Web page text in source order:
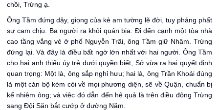
chồi, Trừng ạ.
Ông Tầm đứng dậy, giọng của kẻ am tường lẽ đời, tuy phảng phất
sự cam chịu. Ba người ra khỏi quán bia. Đi đến cạnh một tòa nhà
cao tầng vắng vẻ ở phố Nguyễn Trãi, ông Tầm giữ Nhâm. Trừng
đứng lại. Và đây là điều bất ngờ lớn nhất với hai người. Ông Tầm
cho hai anh thiếu úy trẻ dưới quyền biết, Sở vừa ra hai quyết định
quan trọng: Một là, ông sắp nghỉ hưu; hai là, ông Trần Khoái đúng
là một cán bộ kém cỏi về mọi phương diện, sẽ về Quận, chuẩn bị
kế nhiệm ông; và việc đó dẫn đến hệ quả là trên điều động Trừng
sang Đội Săn bắt cướp ở đường Năm.